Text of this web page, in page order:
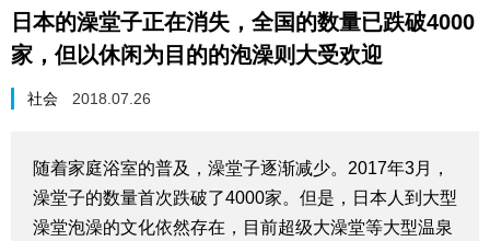
Русский
科技
深度报道
日本的澡堂子正在消失，全国的数量已跌破4000
家，但以休闲为目的的泡澡则大受欢迎
社会 2018.07.26
随着家庭浴室的普及，澡堂子逐渐减少。2017年3月，
澡堂子的数量首次跌破了4000家。但是，日本人到大型
澡堂泡澡的文化依然存在，目前超级大澡堂等大型温泉